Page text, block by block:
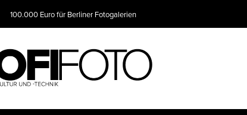
100.000 Euro für Berliner Fotogalerien